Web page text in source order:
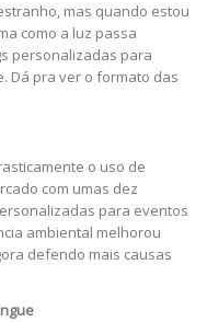
mas quando estou
como a luz passa
personalizadas para
Dá pra ver o formato das
o uso de
com umas dez
para eventos
ambiental melhorou
defendo mais causas